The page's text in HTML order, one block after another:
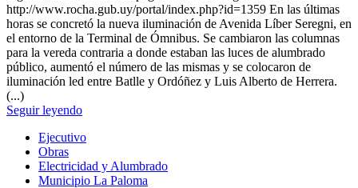
http://www.rocha.gub.uy/portal/index.php?id=1359 En las últimas
horas se concretó la nueva iluminación de Avenida Líber Seregni, en
el entorno de la Terminal de Ómnibus. Se cambiaron las columnas
para la vereda contraria a donde estaban las luces de alumbrado
público, aumentó el número de las mismas y se colocaron de
iluminación led entre Batlle y Ordóñez y Luis Alberto de Herrera.
(...)
Seguir leyendo
Ejecutivo
Obras
Electricidad y Alumbrado
Municipio La Paloma